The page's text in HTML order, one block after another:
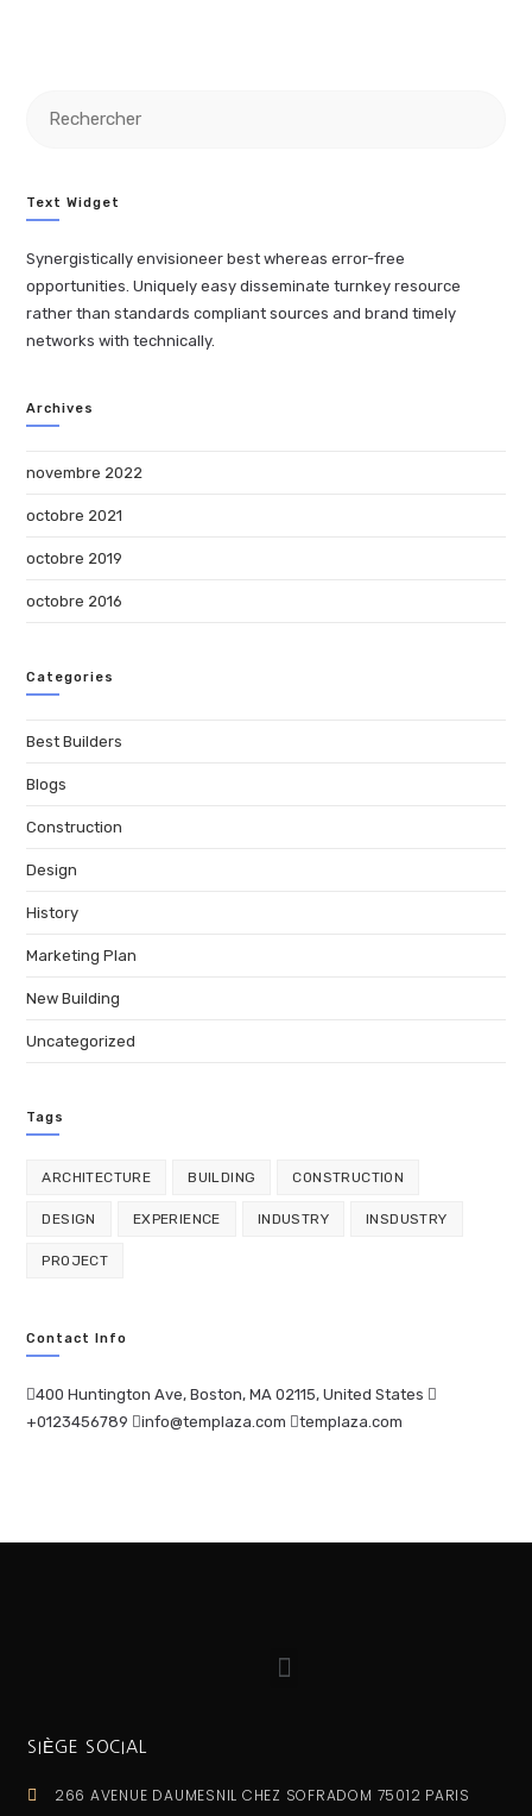
Text Widget
Synergistically envisioneer best whereas error-free
opportunities. Uniquely easy disseminate turnkey resource
rather than standards compliant sources and brand timely
networks with technically.
Archives
novembre 2022
octobre 2021
octobre 2019
octobre 2016
Categories
Best Builders
Blogs
Construction
Design
History
Marketing Plan
New Building
Uncategorized
Tags
ARCHITECTURE BUILDING CONSTRUCTION
DESIGN EXPERIENCE INDUSTRY INSDUSTRY
PROJECT
Contact Info
400 Huntington Ave, Boston, MA 02115, United States
+0123456789
info@templaza.com templaza.com
SIÈGE SOCIAL
266 AVENUE DAUMESNIL CHEZ SOFRADOM 75012 PARIS